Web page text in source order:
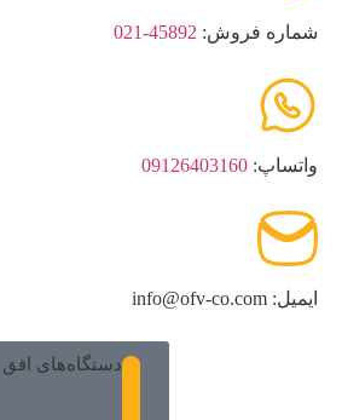
شماره فروش: 45892-021
واتساپ: 09126403160
ایمیل: info@ofv-co.com
دستگاه‌های افق